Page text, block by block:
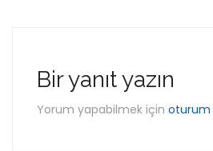
Bir yanıt yazın
Yorum yapabilmek için oturum